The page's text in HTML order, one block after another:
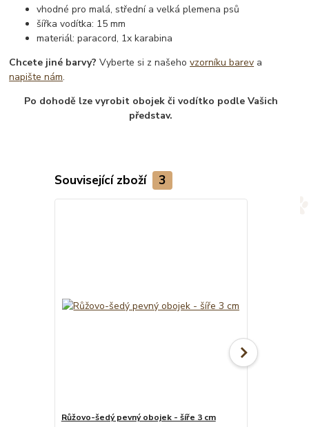
vhodné pro malá, střední a velká plemena psů
šířka vodítka: 15 mm
materiál: paracord, 1x karabina
Chcete jiné barvy? Vyberte si z našehovzorníku barev a
napište nám.
Po dohodě lze vyrobit obojek či vodítko podle Vašich
představ.
Související zboží 3
Růžovo-šedý pevný obojek - šíře 3 cm